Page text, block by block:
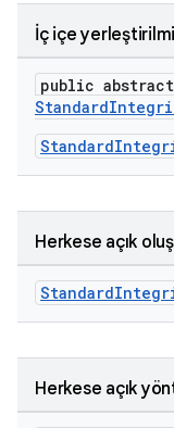
İç içe
public
Herkese açık
Herkese açık